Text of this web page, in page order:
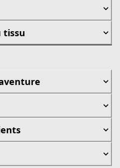
tissu